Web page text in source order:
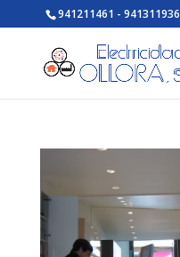
941211461 - 941311936